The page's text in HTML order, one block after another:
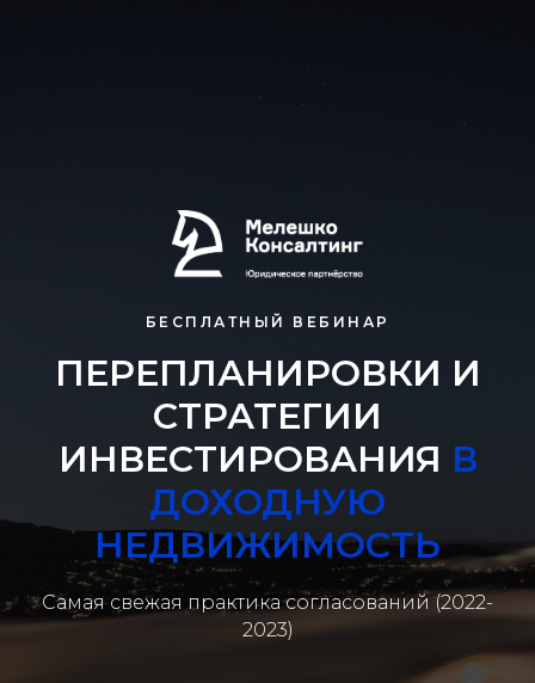
БЕСПЛАТНЫЙ ВЕБИНАР
ПЕРЕПЛАНИРОВКИ И
СТРАТЕГИИ
ИНВЕСТИРОВАНИЯ В
ДОХОДНУЮ
НЕДВИЖИМОСТЬ
Самая свежая практика согласований (2022-
2023)